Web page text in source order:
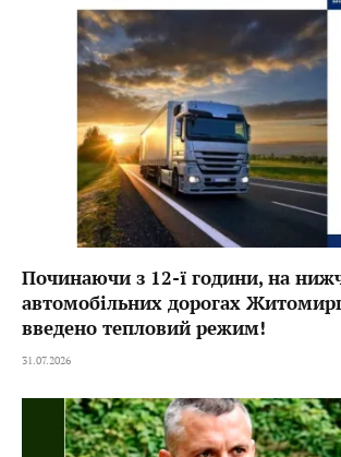
Починаючи з 12-ї години, на
автомобільних дорогах
введено тепловий режим!
31.07.2026